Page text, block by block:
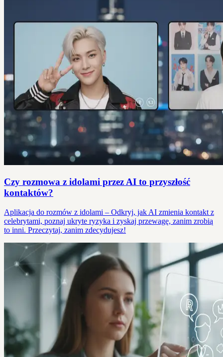
Czy rozmowa z idolami przez AI to przyszłość
kontaktów?
Aplikacja do rozmów z idolami – Odkryj, jak AI zmienia kontakt z
celebrytami, poznaj ukryte ryzyka i zyskaj przewagę, zanim zrobią
to inni. Przeczytaj, zanim zdecydujesz!